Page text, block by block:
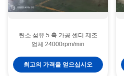
탄소 섬유 5 축 가공 센터 제조
업체 24000rpm/min
최고의 가격을 얻으십시오